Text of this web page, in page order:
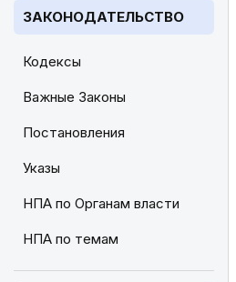
ЗАКОНОДАТЕЛЬСТВО
Кодексы
Важные Законы
Постановления
Указы
НПА по Органам власти
НПА по темам